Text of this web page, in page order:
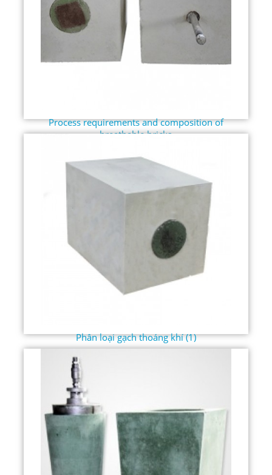
Process requirements and composition of
breathable bricks
Phân loại gạch thoáng khí (1)